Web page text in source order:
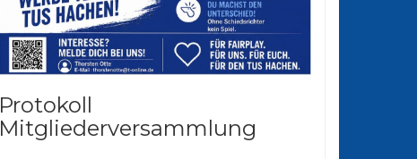
Protokoll
Mitgliederversammlung